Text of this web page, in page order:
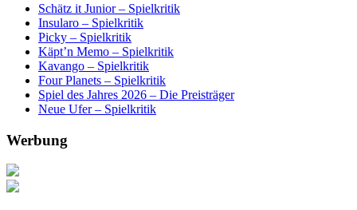
Schätz it Junior – Spielkritik
Insularo – Spielkritik
Picky – Spielkritik
Käpt’n Memo – Spielkritik
Kavango – Spielkritik
Four Planets – Spielkritik
Spiel des Jahres 2026 – Die Preisträger
Neue Ufer – Spielkritik
Werbung